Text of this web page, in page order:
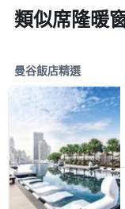
類似席隆暖
曼谷飯店精選